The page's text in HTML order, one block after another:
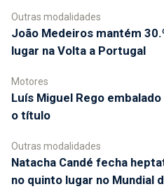
Outras modalidades
João Medeiros mantém
lugar na Volta a Portugal
Motores
Luís Miguel Rego embalado
o título
Outras modalidades
Natacha Candé fecha
no quinto lugar no Mundial